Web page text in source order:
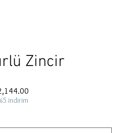
Zincir
indirim